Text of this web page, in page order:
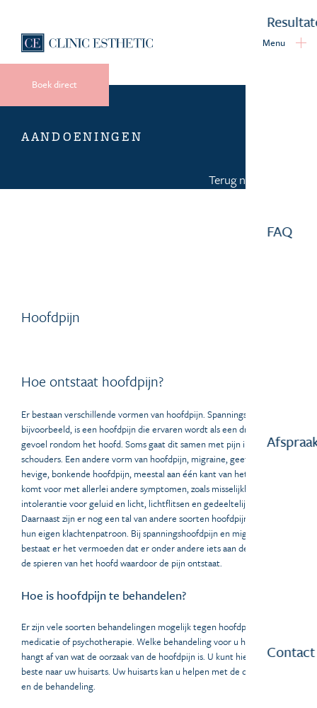
FAQ
Contact
Menu
Boek direct
AANDOENINGEN
Terug naar overzicht
Hoofdpijn
Hoe ontstaat hoofdpijn?
Er bestaan verschillende vormen van hoofdpijn. Spanningshoofdpijn
bijvoorbeeld, is een hoofdpijn die ervaren wordt als een drukkend
gevoel rondom het hoofd. Soms gaat dit samen met pijn in de nek en
schouders. Een andere vorm van hoofdpijn, migraine, geeft een hele
hevige, bonkende hoofdpijn, meestal aan één kant van het hoofd. Het
komt voor met allerlei andere symptomen, zoals misselijkheid, braken,
intolerantie voor geluid en licht, lichtflitsen en gedeeltelijke blindheid.
Daarnaast zijn er nog een tal van andere soorten hoofdpijn, elk met
hun eigen klachtenpatroon. Bij spanningshoofdpijn en migraine
bestaat er het vermoeden dat er onder andere iets aan de hand is met
de spieren van het hoofd waardoor de pijn ontstaat.
Hoe is hoofdpijn te behandelen?
Er zijn vele soorten behandelingen mogelijk tegen hoofdpijn, zoals
medicatie of psychotherapie. Welke behandeling voor u het beste is,
hangt af van wat de oorzaak van de hoofdpijn is. U kunt hiervoor het
beste naar uw huisarts. Uw huisarts kan u helpen met de diagnostiek
en de behandeling.